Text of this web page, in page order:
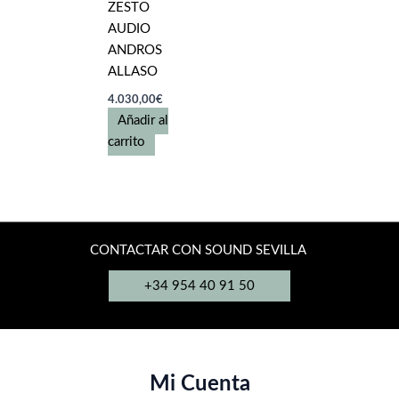
ZESTO
AUDIO
ANDROS
ALLASO
4.030,00€
Añadir al
carrito
CONTACTAR CON SOUND SEVILLA
+34 954 40 91 50
Mi Cuenta